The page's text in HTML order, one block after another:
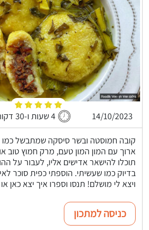
14/10/2023 4 שעות ו-30 דקות
קובה חמוסטה ובשר סיסקה שמתבשל כמו
ארוך עם המון המון טעם, מרק חמוץ טוב
תוכלו להישאר אדישים אליו, לעבור על
בדיוק כמו שעשיתי. הוספתי כפית סוכר
ויצא לי מושלם! תנסו וספרו איך יצא כאן
כניסה למתכון